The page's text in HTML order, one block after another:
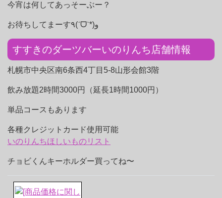
今宵は何してあっそーぶー？
お待ちしてまーす٩(ˊᗜˋ*)و
すすきのダーツバーいのりんち店舗情報
札幌市中央区南6条西4丁目5-8山形会館3階
飲み放題2時間3000円（延長1時間1000円）
単品コースもあります
各種クレジットカード使用可能
いのりんちほしいものリスト
チョビくんキーホルダー買ってね〜